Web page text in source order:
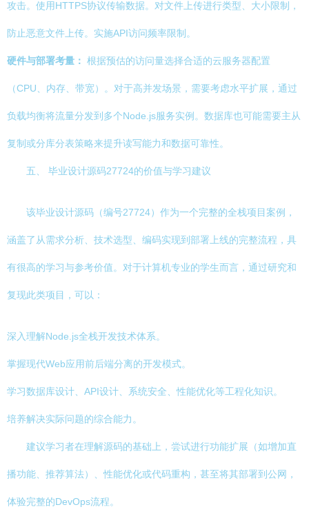
攻击。使用HTTPS协议传输数据。对文件上传进行类型、大小限制，
防止恶意文件上传。实施API访问频率限制。
硬件与部署考量： 根据预估的访问量选择合适的云服务器配置
（CPU、内存、带宽）。对于高并发场景，需要考虑水平扩展，通过
负载均衡将流量分发到多个Node.js服务实例。数据库也可能需要主从
复制或分库分表策略来提升读写能力和数据可靠性。
五、 毕业设计源码27724的价值与学习建议
该毕业设计源码（编号27724）作为一个完整的全栈项目案例，
涵盖了从需求分析、技术选型、编码实现到部署上线的完整流程，具
有很高的学习与参考价值。对于计算机专业的学生而言，通过研究和
复现此类项目，可以：
深入理解Node.js全栈开发技术体系。
掌握现代Web应用前后端分离的开发模式。
学习数据库设计、API设计、系统安全、性能优化等工程化知识。
培养解决实际问题的综合能力。
建议学习者在理解源码的基础上，尝试进行功能扩展（如增加直
播功能、推荐算法）、性能优化或代码重构，甚至将其部署到公网，
体验完整的DevOps流程。